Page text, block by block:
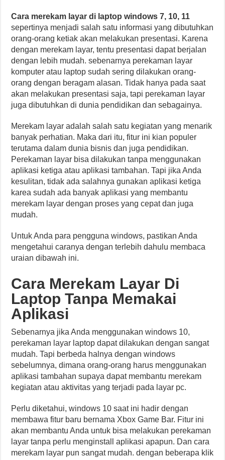
Cara merekam layar di laptop windows 7, 10, 11
sepertinya menjadi salah satu informasi yang dibutuhkan
orang-orang ketiak akan melakukan presentasi. Karena
dengan merekam layar, tentu presentasi dapat berjalan
dengan lebih mudah. sebenarnya perekaman layar
komputer atau laptop sudah sering dilakukan orang-
orang dengan beragam alasan. Tidak hanya pada saat
akan melakukan presentasi saja, tapi perekaman layar
juga dibutuhkan di dunia pendidikan dan sebagainya.
Merekam layar adalah salah satu kegiatan yang menarik
banyak perhatian. Maka dari itu, fitur ini kian populer
terutama dalam dunia bisnis dan juga pendidikan.
Perekaman layar bisa dilakukan tanpa menggunakan
aplikasi ketiga atau aplikasi tambahan. Tapi jika Anda
kesulitan, tidak ada salahnya gunakan aplikasi ketiga
karea sudah ada banyak aplikasi yang membantu
merekam layar dengan proses yang cepat dan juga
mudah.
Untuk Anda para pengguna windows, pastikan Anda
mengetahui caranya dengan terlebih dahulu membaca
uraian dibawah ini.
Cara Merekam Layar Di
Laptop Tanpa Memakai
Aplikasi
Sebenarnya jika Anda menggunakan windows 10,
perekaman layar laptop dapat dilakukan dengan sangat
mudah. Tapi berbeda halnya dengan windows
sebelumnya, dimana orang-orang harus menggunakan
aplikasi tambahan supaya dapat membantu merekam
kegiatan atau aktivitas yang terjadi pada layar pc.
Perlu diketahui, windows 10 saat ini hadir dengan
membawa fitur baru bernama Xbox Game Bar. Fitur ini
akan membantu Anda untuk bisa melakukan perekaman
layar tanpa perlu menginstall aplikasi apapun. Dan cara
merekam layar pun sangat mudah. dengan beberapa klik